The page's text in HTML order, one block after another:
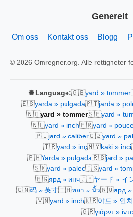
Generelt
Om oss Kontakt oss Blogg
© 2026 Omregner.org. Alle rettigheter
🌐 Language:🇬🇧yard » tommer
🇪🇸yarda » pulgada🇵🇹jarda »
🇳🇴yard » tommer🇸🇪yard »
🇳🇱yard » inch🇫🇷yard » pouce
🇵🇱jard » caliber🇨🇿yard »
🇹🇷yard » inç🇲🇾kaki » inci
🇵🇭Yarda » pulgada🇷🇸jard »
🇸🇰yard » palec🇮🇸yard »
🇧🇬ярд » инч🇯🇵ヤード » イ
🇨🇳码 » 英寸🇹🇭หลา » นิ้ว🇷🇺ярд
🇻🇳yard » inch🇰🇷야드 » 인치
🇬🇷γιάρντ »